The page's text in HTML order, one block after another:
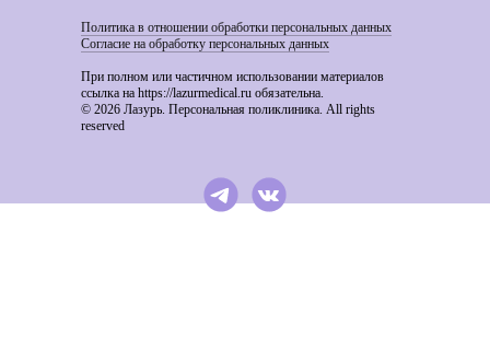
Политика в отношении обработки персональных данных
Согласие на обработку персональных данных
При полном или частичном использовании материалов
ссылка на https://lazurmedical.ru обязательна.
© 2026 Лазурь. Персональная поликлиника. All rights
reserved